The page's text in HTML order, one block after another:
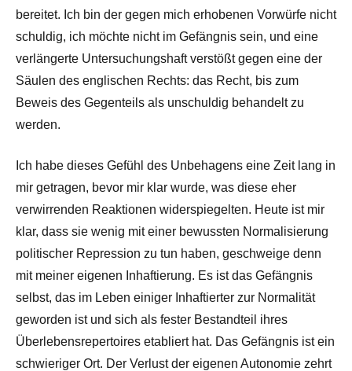
bereitet. Ich bin der gegen mich erhobenen Vorwürfe nicht
schuldig, ich möchte nicht im Gefängnis sein, und eine
verlängerte Untersuchungshaft verstößt gegen eine der
Säulen des englischen Rechts: das Recht, bis zum
Beweis des Gegenteils als unschuldig behandelt zu
werden.
Ich habe dieses Gefühl des Unbehagens eine Zeit lang in
mir getragen, bevor mir klar wurde, was diese eher
verwirrenden Reaktionen widerspiegelten. Heute ist mir
klar, dass sie wenig mit einer bewussten Normalisierung
politischer Repression zu tun haben, geschweige denn
mit meiner eigenen Inhaftierung. Es ist das Gefängnis
selbst, das im Leben einiger Inhaftierter zur Normalität
geworden ist und sich als fester Bestandteil ihres
Überlebensrepertoires etabliert hat. Das Gefängnis ist ein
schwieriger Ort. Der Verlust der eigenen Autonomie zehrt